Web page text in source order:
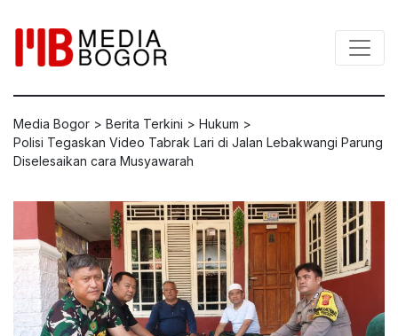
Media Bogor > Berita Terkini > Hukum >
Polisi Tegaskan Video Tabrak Lari di Jalan Lebakwangi Parung
Diselesaikan cara Musyawarah